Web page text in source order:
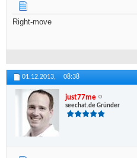
Right-move
01.12.2013, 08:38
just77me
seechat.de Gründer